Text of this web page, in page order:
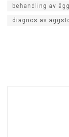
behandling av
diagnos av